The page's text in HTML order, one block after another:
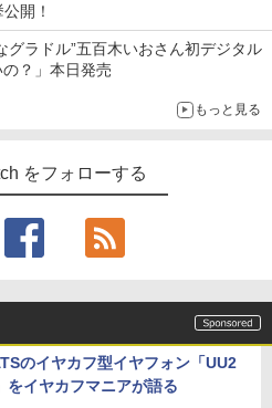
開！
グラドル”五百木いおさん初デジタル
？」本日発売
もっと見る
をフォローする
のイヤカフ型イヤフォン「UU2
をイヤカフマニアが語る